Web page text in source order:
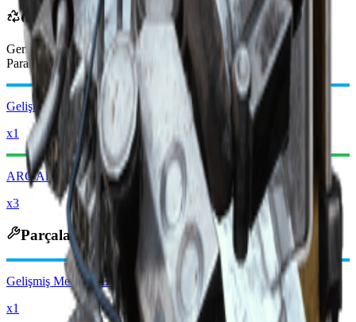
Geri Dönüştürülünce
Geri dönüştürüldüğünde şunları alırsınız -650 daha azYağmacı
Paraları
Gelişmiş Mekanik Bileşenler
x1
ARC Alaşımı
x3
Parçalanınca Çıkanlar
Gelişmiş Mekanik Bileşenler
x1